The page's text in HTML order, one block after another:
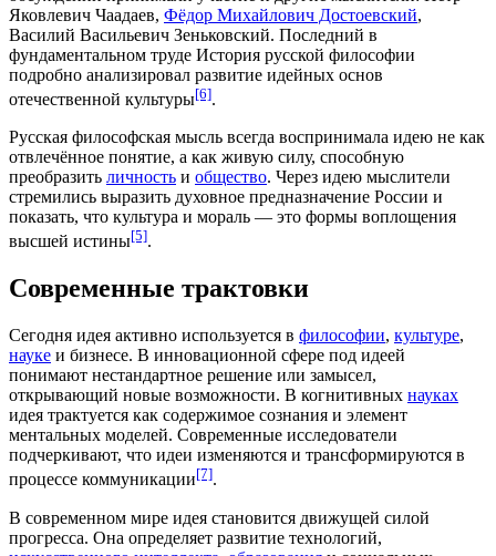
Яковлевич Чаадаев, Фёдор Михайлович Достоевский,
Василий Васильевич Зеньковский. Последний в
фундаментальном труде История русской философии
подробно анализировал развитие идейных основ
отечественной культуры[6].
Русская философская мысль всегда воспринимала идею не как
отвлечённое понятие, а как живую силу, способную
преобразить личность и общество. Через идею мыслители
стремились выразить духовное предназначение России и
показать, что культура и мораль — это формы воплощения
высшей истины[5].
Современные трактовки
Сегодня идея активно используется в философии, культуре,
науке и бизнесе. В инновационной сфере под идеей
понимают нестандартное решение или замысел,
открывающий новые возможности. В когнитивных науках
идея трактуется как содержимое сознания и элемент
ментальных моделей. Современные исследователи
подчеркивают, что идеи изменяются и трансформируются в
процессе коммуникации[7].
В современном мире идея становится движущей силой
прогресса. Она определяет развитие технологий,